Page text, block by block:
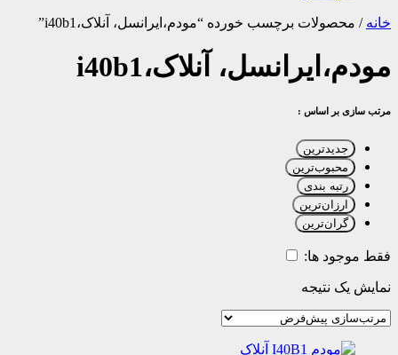
خانه / محصولات برچسب خورده “مودم،ایرانسل، آنلاک،i40b1”
مودم،ایرانسل، آنلاک،i40b1
مرتب سازی بر اساس :
جدیدترین
محبوب‌ترین
رتبه بندی
ارزان‌ترین
گران‌ترین
فقط موجود ها:
نمایش یک نتیجه